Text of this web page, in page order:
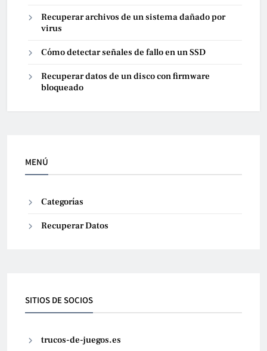
Recuperar archivos de un sistema dañado por
virus
Cómo detectar señales de fallo en un SSD
Recuperar datos de un disco con firmware
bloqueado
MENÚ
Categorías
Recuperar Datos
SITIOS DE SOCIOS
trucos-de-juegos.es